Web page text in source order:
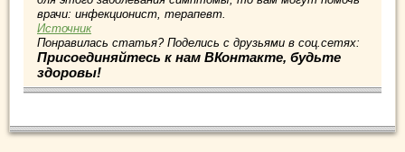
врачи: инфекционист, терапевт.
Источник
Понравилась статья? Поделись с друзьями в соц.сетях:
Присоединяйтесь к нам ВКонтакте, будьте
здоровы!